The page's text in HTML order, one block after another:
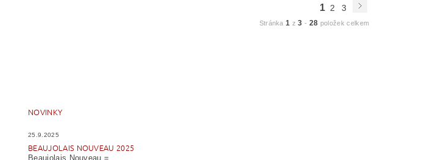
1 2 3
Stránka1 z3 - 28 položek celkem
NOVINKY
25.9.2025
BEAUJOLAIS NOUVEAU 2025
Beaujolais Nouveau =...